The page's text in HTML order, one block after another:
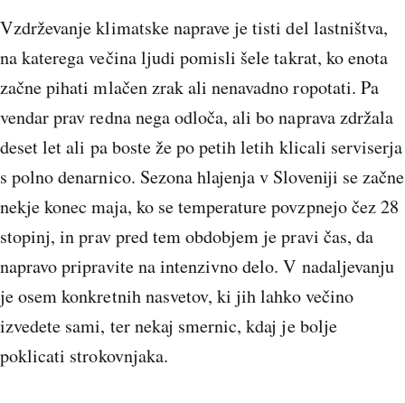
Vzdrževanje klimatske naprave je tisti del lastništva,
na katerega večina ljudi pomisli šele takrat, ko enota
začne pihati mlačen zrak ali nenavadno ropotati. Pa
vendar prav redna nega odloča, ali bo naprava zdržala
deset let ali pa boste že po petih letih klicali serviserja
s polno denarnico. Sezona hlajenja v Sloveniji se začne
nekje konec maja, ko se temperature povzpnejo čez 28
stopinj, in prav pred tem obdobjem je pravi čas, da
napravo pripravite na intenzivno delo. V nadaljevanju
je osem konkretnih nasvetov, ki jih lahko večino
izvedete sami, ter nekaj smernic, kdaj je bolje
poklicati strokovnjaka.